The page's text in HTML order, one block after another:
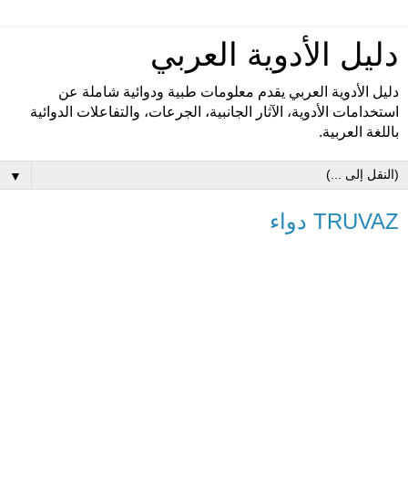
دليل الأدوية العربي
دليل الأدوية العربي يقدم معلومات طبية ودوائية شاملة عن
استخدامات الأدوية، الآثار الجانبية، الجرعات، والتفاعلات الدوائية
باللغة العربية.
▼
TRUVAZ دواء